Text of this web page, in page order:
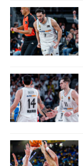
únicos
similares
como
de
posible
traten tus
en
Para
su
u